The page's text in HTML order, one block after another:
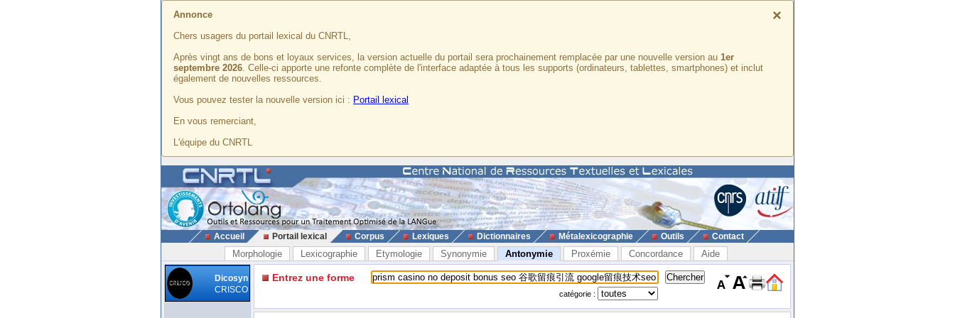
×
Annonce
Chers usagers du portail lexical du CNRTL,
Après vingt ans de bons et loyaux services, la version actuelle du portail sera prochainement remplacée par une nouvelle version au 1er
septembre 2026. Celle-ci apporte une refonte complète de l'interface adaptée à tous les supports (ordinateurs, tablettes, smartphones) et inclut
également de nouvelles ressources.
Vous pouvez tester la nouvelle version ici : Portail lexical
En vous remerciant,
L'équipe du CNRTL
Accueil Portail lexical Corpus Lexiques Dictionnaires Métalexicographie Outils Contact
Morphologie Lexicographie Etymologie Synonymie Antonymie Proxémie Concordance Aide
Dicosyn
CRISCO
Entrez une forme
catégorie :